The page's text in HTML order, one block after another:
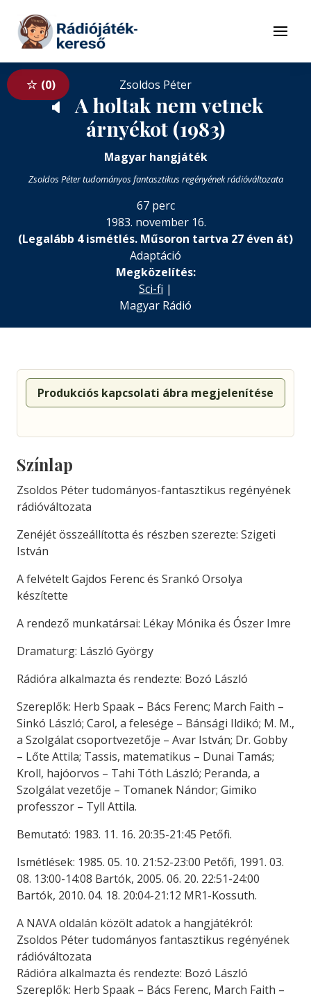
Tovább a tartalomhoz
Menü
0 Zsoldos Péter
🔈
A holtak nem vetnek
árnyékot (1983)
Magyar hangjáték
Zsoldos Péter tudományos fantasztikus regényének rádióváltozata
67 perc
1983. november 16.
(Legalább 4 ismétlés. Műsoron tartva 27 éven át)
Adaptáció
Megközelítés:
Sci-fi |
Magyar Rádió
Produkciós kapcsolati ábra megjelenítése
Színlap
Zsoldos Péter tudományos-fantasztikus regényének
rádióváltozata
Zenéjét összeállította és részben szerezte: Szigeti
István
A felvételt Gajdos Ferenc és Srankó Orsolya
készítette
A rendező munkatársai: Lékay Mónika és Ószer Imre
Dramaturg: László György
Rádióra alkalmazta és rendezte: Bozó László
Szereplők: Herb Spaak – Bács Ferenc; March Faith –
Sinkó László; Carol, a felesége – Bánsági Ildikó; M. M.,
a Szolgálat csoportvezetője – Avar István; Dr. Gobby
– Lőte Attila; Tassis, matematikus – Dunai Tamás;
Kroll, hajóorvos – Tahi Tóth László; Peranda, a
Szolgálat vezetője – Tomanek Nándor; Gimiko
professzor – Tyll Attila.
Bemutató: 1983. 11. 16. 20:35-21:45 Petőfi.
Ismétlések: 1985. 05. 10. 21:52-23:00 Petőfi, 1991. 03.
08. 13:00-14:08 Bartók, 2005. 06. 20. 22:51-24:00
Bartók, 2010. 04. 18. 20:04-21:12 MR1-Kossuth.
A NAVA oldalán közölt adatok a hangjátékról:
Zsoldos Péter tudományos fantasztikus regényének
rádióváltozata
Rádióra alkalmazta és rendezte: Bozó László
Szereplők: Herb Spaak – Bács Ferenc, March Faith –